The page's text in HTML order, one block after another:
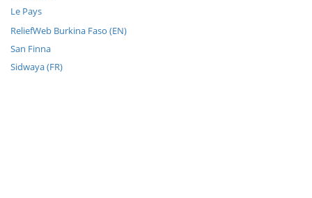
Le Pays
ReliefWeb Burkina Faso (EN)
San Finna
Sidwaya (FR)